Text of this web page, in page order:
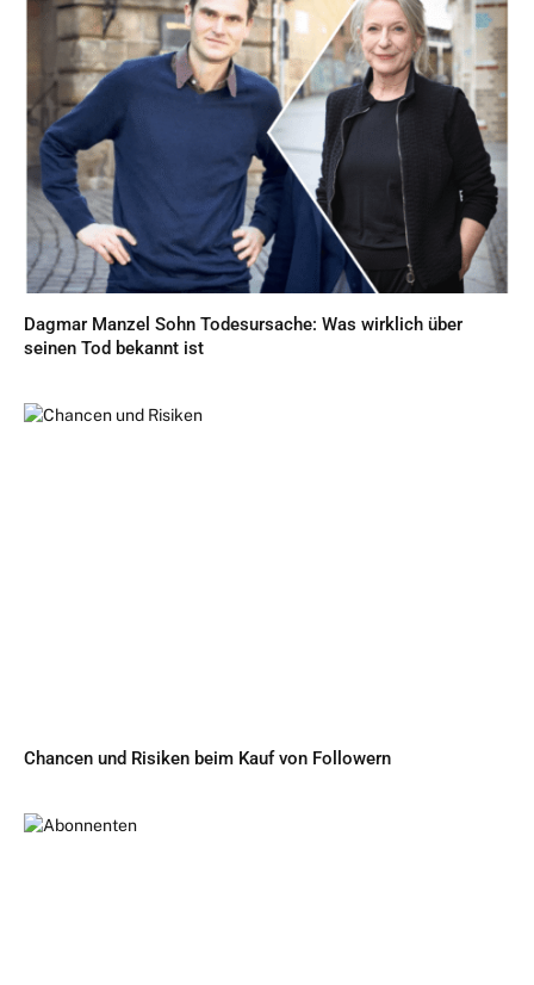
Dagmar Manzel Sohn Todesursache: Was wirklich über
seinen Tod bekannt ist
Chancen und Risiken beim Kauf von Followern